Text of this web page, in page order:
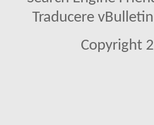
Traducere
Copyright